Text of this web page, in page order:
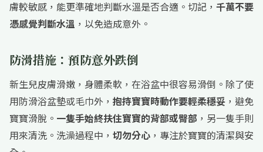
膚較敏感，能更準確地判斷水溫是否合適。切記， 千萬不要
憑感覺判斷水溫 ，以免造成意外。
防滑措施：預防意外跌倒
新生兒皮膚滑嫩，身體柔軟，在浴盆中很容易滑倒。除了使
用防滑浴盆墊或毛巾外， 抱持寶寶時動作要輕柔穩妥 ，避免
寶寶滑脫。 一隻手始終扶住寶寶的背部或臀部 ，另一隻手則
用來清洗。洗澡過程中， 切勿分心 ，專注於寶寶的清潔與安